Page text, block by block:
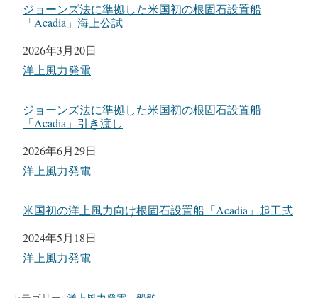
ジョーンズ法に準拠した米国初の根固石設置船
「Acadia」海上公試
日付
2026年3月20日
関連理由
洋上風力発電
ジョーンズ法に準拠した米国初の根固石設置船
「Acadia」引き渡し
日付
2026年6月29日
関連理由
洋上風力発電
米国初の洋上風力向け根固石設置船「Acadia」起工式
日付
2024年5月18日
関連理由
洋上風力発電